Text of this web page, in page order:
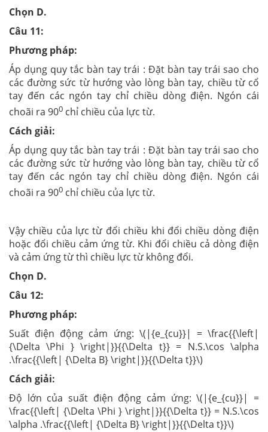
Chọn D.
Câu 11:
Phương pháp:
Áp dụng quy tắc bàn tay trái : Đặt bàn tay trái sao cho
các đường sức từ hướng vào lòng bàn tay, chiều từ cổ
tay đến các ngón tay chỉ chiều dòng điện. Ngón cái
choãi ra 900 chỉ chiều của lực từ.
Cách giải:
Áp dụng quy tắc bàn tay trái : Đặt bàn tay trái sao cho
các đường sức từ hướng vào lòng bàn tay, chiều từ cổ
tay đến các ngón tay chỉ chiều dòng điện. Ngón cái
choãi ra 900 chỉ chiều của lực từ.
Vậy chiều của lực từ đổi chiều khi đổi chiều dòng điện
hoặc đổi chiều cảm ứng từ. Khi đổi chiều cả dòng điện
và cảm ứng từ thì chiều lực từ không đổi.
Chọn D.
Câu 12:
Phương pháp:
Suất điện động cảm ứng: \(|{e_{cu}}| = \frac{{\left|
{\Delta \Phi } \right|}}{{\Delta t}} = N.S.\cos \alpha
.\frac{{\left| {\Delta B} \right|}}{{\Delta t}}\)
Cách giải:
Độ lớn của suất điện động cảm ứng: \(|{e_{cu}}| =
\frac{{\left| {\Delta \Phi } \right|}}{{\Delta t}} = N.S.\cos
\alpha .\frac{{\left| {\Delta B} \right|}}{{\Delta t}}\)